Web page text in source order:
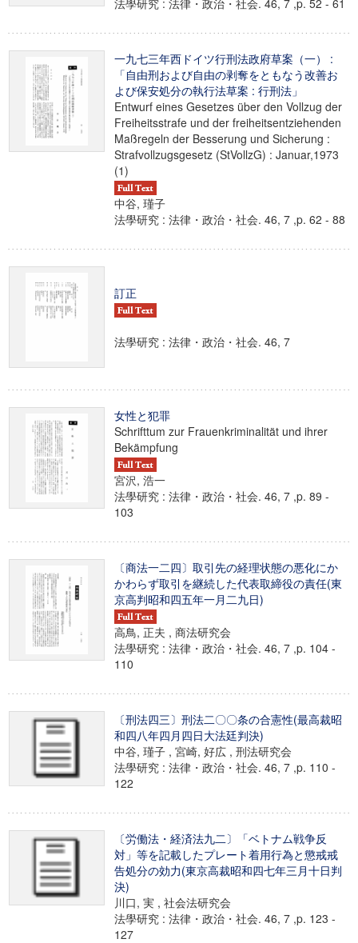
法學研究 : 法律・政治・社会. 46, 7 ,p. 52 - 61
一九七三年西ドイツ行刑法政府草案（一） :
「自由刑および自由の剥奪をともなう改善お
よび保安処分の執行法草案 : 行刑法」
Entwurf eines Gesetzes über den Vollzug der
Freiheitsstrafe und der freiheitsentziehenden
Maßregeln der Besserung und Sicherung :
Strafvollzugsgesetz (StVollzG) : Januar,1973
(1)
中谷, 瑾子
法學研究 : 法律・政治・社会. 46, 7 ,p. 62 - 88
訂正
法學研究 : 法律・政治・社会. 46, 7
女性と犯罪
Schrifttum zur Frauenkriminalität und ihrer
Bekämpfung
宮沢, 浩一
法學研究 : 法律・政治・社会. 46, 7 ,p. 89 -
103
〔商法一二四〕取引先の経理状態の悪化にか
かわらず取引を継続した代表取締役の責任(東
京高判昭和四五年一月二九日)
高鳥, 正夫 , 商法研究会
法學研究 : 法律・政治・社会. 46, 7 ,p. 104 -
110
〔刑法四三〕刑法二〇〇条の合憲性(最高裁昭
和四八年四月四日大法廷判決)
中谷, 瑾子 , 宮崎, 好広 , 刑法研究会
法學研究 : 法律・政治・社会. 46, 7 ,p. 110 -
122
〔労働法・経済法九二〕「ベトナム戦争反
対」等を記載したプレート着用行為と懲戒戒
告処分の効力(東京高裁昭和四七年三月十日判
決)
川口, 実 , 社会法研究会
法學研究 : 法律・政治・社会. 46, 7 ,p. 123 -
127